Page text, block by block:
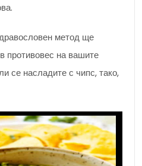
метод ще
противовес на вашите
се насладите с чипс, тако,